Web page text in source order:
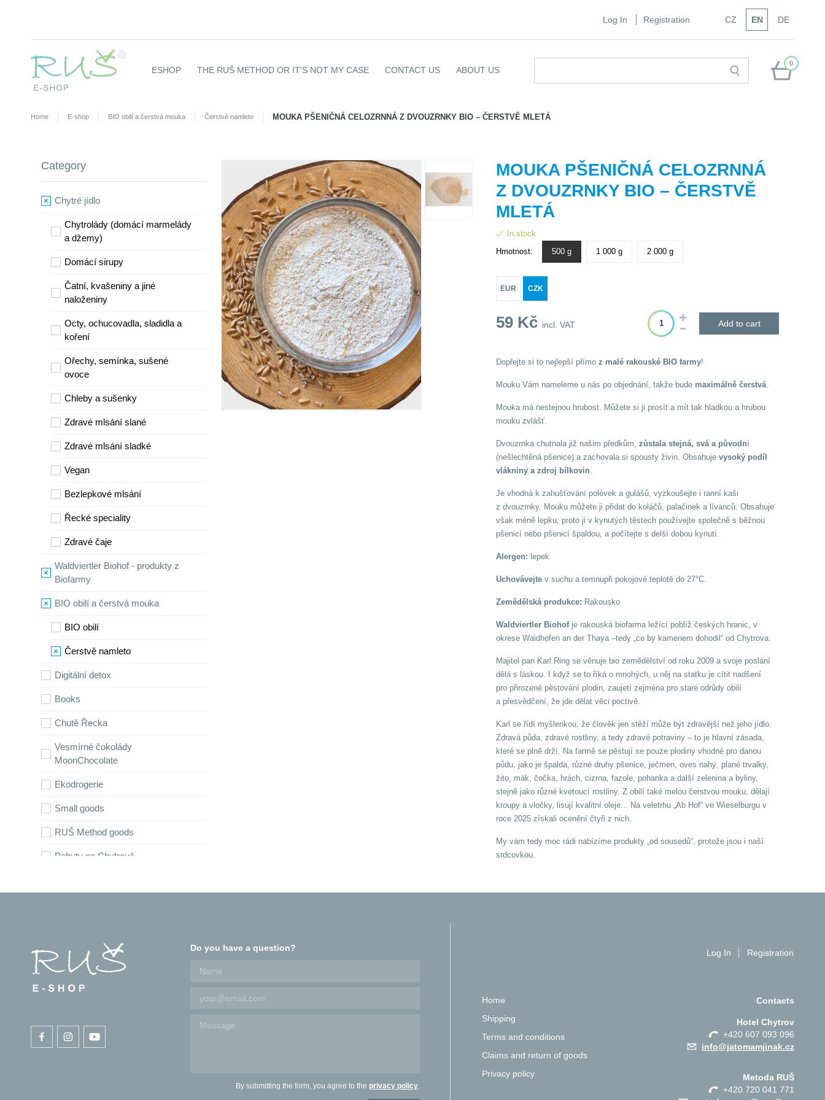
Log In Registration CZ EN DE
ESHOP THE RUŠ METHOD OR IT'S NOT MY CASE CONTACT US ABOUT US
0
Home E-shop BIO obilí a čerstvá mouka Čerstvě namleto MOUKA PŠENIČNÁ CELOZRNNÁ Z DVOUZRNKY BIO – ČERSTVĚ MLETÁ
Category
Chytré jídlo
Chytrolády (domácí marmelády
a džemy)
​Domácí sirupy
Čatní, kvašeniny a jiné
naloženiny
Octy, ochucovadla, sladidla a
koření
Ořechy, semínka, sušené
ovoce
Chleby a sušenky
Zdravé mlsání slané
Zdravé mlsání sladké
Vegan
Bezlepkové mlsání
Řecké speciality
Zdravé čaje
Waldviertler Biohof - produkty z
Biofarmy
BIO obilí a čerstvá mouka
BIO obilí
Čerstvě namleto
Digitální detox
Books
Chutě Řecka
Vesmírné čokolády
MoonChocolate
Ekodrogerie
Small goods
RUŠ Method goods
Pobyty na Chytrově
MOUKA PŠENIČNÁ CELOZRNNÁ
Z DVOUZRNKY BIO – ČERSTVĚ
MLETÁ
In stock
Hmotnost:
500 g 1 000 g 2 000 g
EUR CZK
59 Kč incl. VAT Add to cart
Dopřejte si to nejlepší přímoz malé rakouské BIO farmy!
Mouku Vám nameleme u nás po objednání, takže bude maximálně čerstvá.
Mouka má nestejnou hrubost. Můžete si ji prosít a mít tak hladkou a hrubou
mouku zvlášť.
Dvouzrnka chutnala již našim předkům,zůstala stejná, svá a původní
(nešlechtěná pšenice) a zachovala si spousty živin. Obsahujevysoký podíl
vlákniny a zdroj bílkovin.
Je vhodná k zahušťování polévek a gulášů, vyzkoušejte i ranní kaši
z dvouzrnky. Mouku můžete ji přidat do koláčů, palačinek a lívanců. Obsahuje
však méně lepku, proto ji v kynutých těstech používejte společně s běžnou
pšenicí nebo pšenicí špaldou, a počítejte s delší dobou kynutí.
Alergen: lepek
Uchovávejte v suchu a temnupři pokojové teplotě do 27°C.
Zemědělská produkce: Rakousko
Waldviertler Biohofje rakouská biofarma ležící poblíž českých hranic, v
okrese Waidhofen an der Thaya –tedy „co by kamenem dohodil“ od Chytrova.
Majitel pan Karl Ring se věnuje bio zemědělství od roku 2009 a svoje poslání
dělá s láskou. I když se to říká o mnohých, u něj na statku je cítit nadšení
pro přirozené pěstování plodin, zaujetí zejména pro staré odrůdy obilí
a přesvědčení, že jde dělat věci poctivě.
Karl se řídí myšlenkou, že člověk jen stěží může být zdravější než jeho jídlo.
Zdravá půda, zdravé rostliny, a tedy zdravé potraviny – to je hlavní zásada,
které se plně drží. Na farmě se pěstují se pouze plodiny vhodné pro danou
půdu, jako je špalda, různé druhy pšenice, ječmen, oves nahý, plané trvalky,
žito, mák, čočka, hrách, cizrna, fazole, pohanka a další zelenina a byliny,
stejně jako různé kvetoucí rostliny. Z obilí také melou čerstvou mouku, dělají
kroupy a vločky, lisují kvalitní oleje... Na veletrhu „Ab Hof“ ve Wieselburgu v
roce 2025 získali ocenění čtyři z nich.
My vám tedy moc rádi nabízíme produkty „od sousedů“, protože jsou i naší
srdcovkou.
Do you have a question?
By submitting the form, you agree to the privacy policy.
Log In Registration
Home
Shipping
Terms and conditions
Claims and return of goods
Privacy policy
Contacts
Hotel Chytrov
+420 607 093 096
info@jatomamjinak.cz
Metoda RUŠ
+420 720 041 771